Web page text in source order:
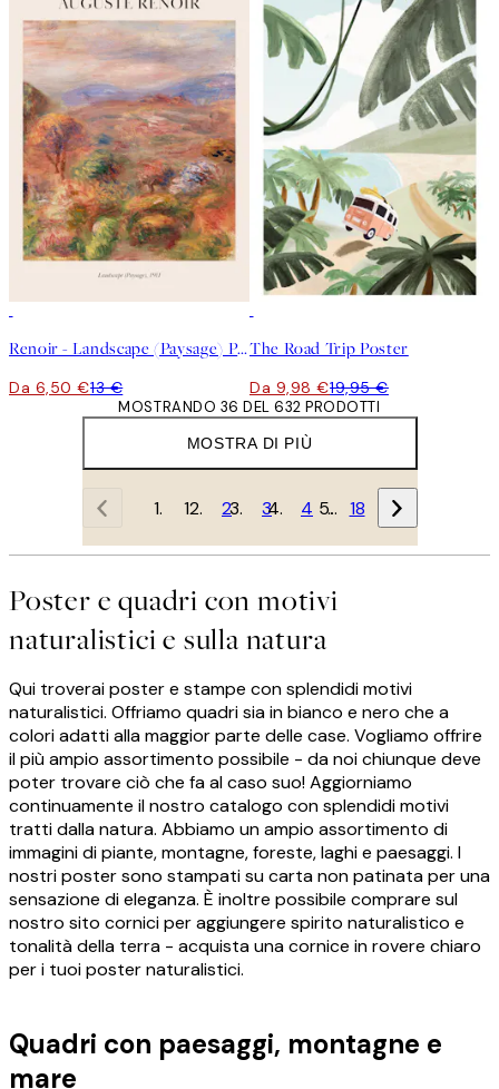
Renoir - Landscape (Paysage) Poster
Da 6,50 €13 €
The Road Trip Poster
Da 9,98 €19,95 €
MOSTRA DI PIÙ
MOSTRANDO 36 DEL 632 PRODOTTI
1 2 3 4 … 18
Poster e quadri con motivi
naturalistici e sulla natura
Qui troverai poster e stampe con splendidi motivi
naturalistici. Offriamo quadri sia in bianco e nero che a
colori adatti alla maggior parte delle case. Vogliamo offrire
il più ampio assortimento possibile - da noi chiunque deve
poter trovare ciò che fa al caso suo! Aggiorniamo
continuamente il nostro catalogo con splendidi motivi
tratti dalla natura. Abbiamo un ampio assortimento di
immagini di piante, montagne, foreste, laghi e paesaggi. I
nostri poster sono stampati su carta non patinata per una
sensazione di eleganza. È inoltre possibile comprare sul
nostro sito cornici per aggiungere spirito naturalistico e
tonalità della terra - acquista una cornice in rovere chiaro
per i tuoi poster naturalistici.
Quadri con paesaggi, montagne e
mare